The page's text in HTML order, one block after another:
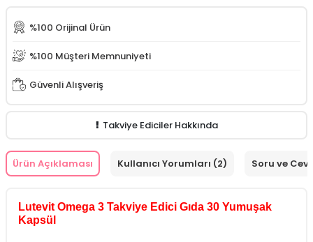
%100 Orijinal Ürün
%100 Müşteri Memnuniyeti
Güvenli Alışveriş
Takviye Ediciler Hakkında
Ürün Açıklaması Kullanıcı Yorumları (2) Soru ve
Lutevit Omega 3 Takviye Edici Gıda 30 Yumuşak
Kapsül